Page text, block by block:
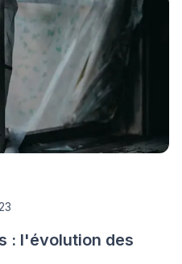
: l'évolution des